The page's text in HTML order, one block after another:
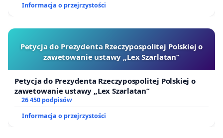
Informacja o przejrzystości
Petycja do Prezydenta Rzeczypospolitej Polskiej o
zawetowanie ustawy „Lex Szarlatan”
Petycja do Prezydenta Rzeczypospolitej Polskiej o
zawetowanie ustawy „Lex Szarlatan”
26 450 podpisów
Informacja o przejrzystości